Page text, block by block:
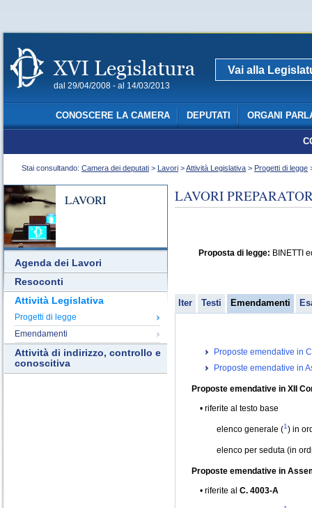
dal 29/04/2008 - al 14/03/2013
Vai alla
CONOSCERE LA CAMERA DEPUTATI ORGANI
Stai consultando: Camera dei deputati > Lavori >Attività Legislativa > Progetti di legge
LAVORI
Agenda dei Lavori
Resoconti
Attività Legislativa
Progetti di legge
Emendamenti
Attività di indirizzo, controllo e
conoscitiva
LAVORI
Proposta di legge: BINETTI
Iter Testi Emendamenti
Proposte emendative in
Proposte emendative in
Proposte emendative in XII
riferite al testo base
elenco generale (1) in
elenco per seduta (in
Proposte emendative in
riferite al C. 4003-A